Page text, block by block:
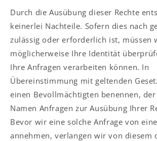
Durch die Ausübung dieser Rechte
keinerlei Nachteile. Sofern dies nach
zulässig oder erforderlich ist, müssen
möglicherweise Ihre Identität
Ihre Anfragen verarbeiten können. In
Übereinstimmung mit geltenden
einen Bevollmächtigten benennen,
Namen Anfragen zur Ausübung Ihrer
Bevor wir eine solche Anfrage von
annehmen, verlangen wir von diesem